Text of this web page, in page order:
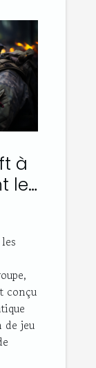
à
les
conçu
de jeu